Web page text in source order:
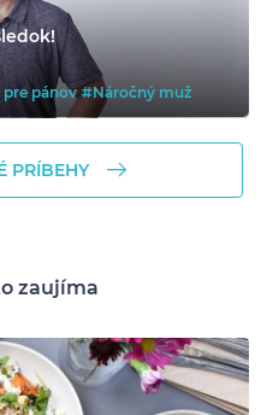
pánov #Náročný muž
PRÍBEHY
zaujíma